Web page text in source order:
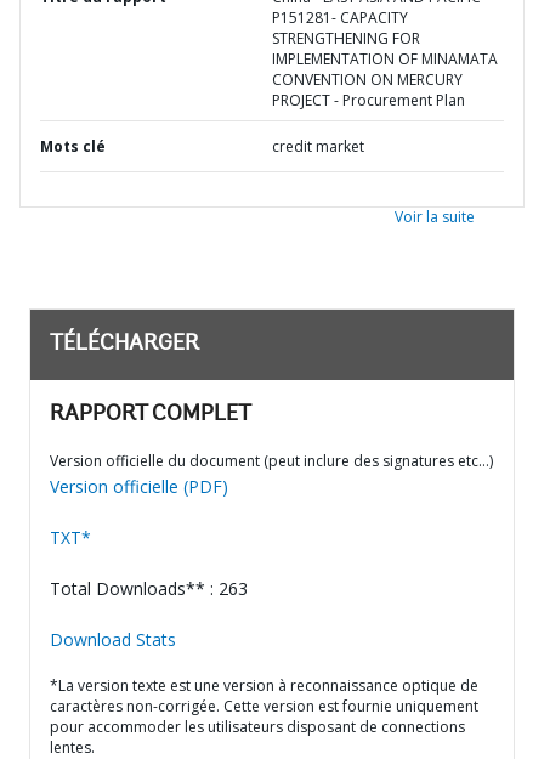
P151281- CAPACITY
STRENGTHENING FOR
IMPLEMENTATION OF MINAMATA
CONVENTION ON MERCURY
PROJECT - Procurement Plan
Mots clé credit market
Voir la suite
TÉLÉCHARGER
RAPPORT COMPLET
Version officielle du document (peut inclure des signatures etc…)
Version officielle (PDF)
TXT*
Total Downloads** : 263
Download Stats
*La version texte est une version à reconnaissance optique de
caractères non-corrigée. Cette version est fournie uniquement
pour accommoder les utilisateurs disposant de connections
lentes.